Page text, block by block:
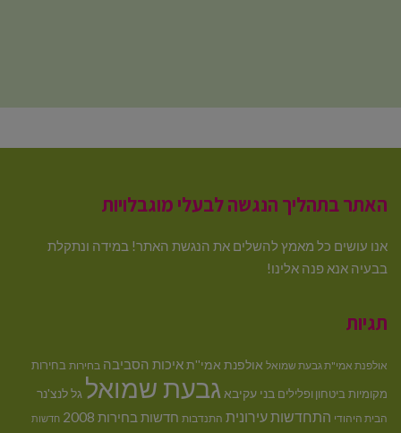
האתר בתהליך הנגשה לבעלי מוגבלויות
אנו עושים כל מאמץ להשלים את הנגשת האתר! במידה ונתקלת
בבעיה אנא פנה אלינו!
תגיות
אולפנת אמי"ת גבעת שמואל אולפנת אמי''תאיכות הסביבה בחירות בחירות
מקומיות ביטחון ופלילים בני עקיבא גבעת שמואל גל לנצ'נר
הבית היהודי התחדשות עירונית התנדבות חדשות בחירות 2008 חדשות